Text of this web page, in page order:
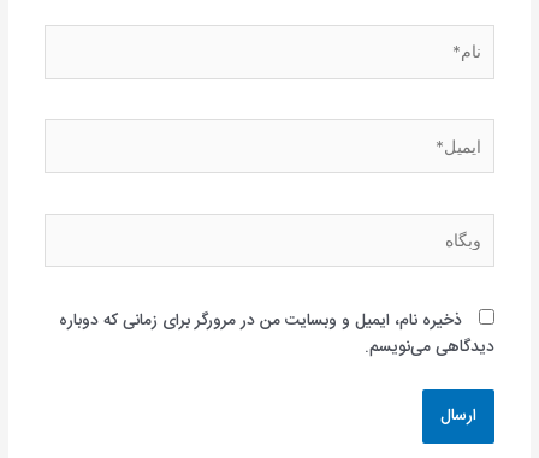
وبگاه
ذخیره نام، ایمیل و وبسایت من در مرورگر برای زمانی که دوباره
دیدگاهی می‌نویسم.